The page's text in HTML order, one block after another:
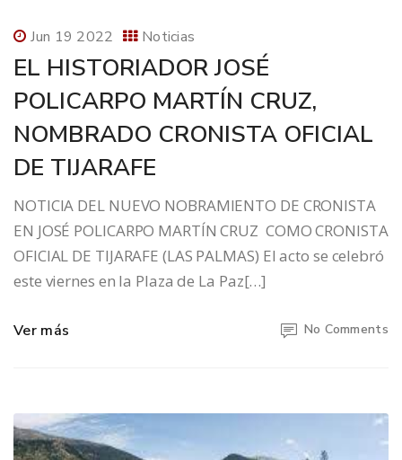
Jun 19 2022 Noticias
EL HISTORIADOR JOSÉ
POLICARPO MARTÍN CRUZ,
NOMBRADO CRONISTA OFICIAL
DE TIJARAFE
NOTICIA DEL NUEVO NOBRAMIENTO DE CRONISTA
EN JOSÉ POLICARPO MARTÍN CRUZ COMO CRONISTA
OFICIAL DE TIJARAFE (LAS PALMAS) El acto se celebró
este viernes en la Plaza de La Paz[…]
Ver más No Comments